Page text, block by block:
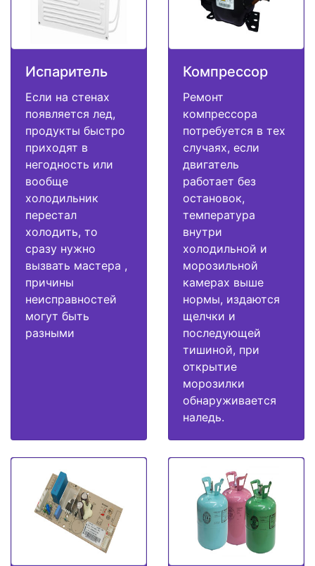
Испаритель
Если на стенах
появляется лед,
продукты быстро
приходят в
негодность или
вообще
холодильник
перестал
холодить, то
сразу нужно
вызвать мастера ,
причины
неисправностей
могут быть
разными
Компрессор
Ремонт
компрессора
потребуется в тех
случаях, если
двигатель
работает без
остановок,
температура
внутри
холодильной и
морозильной
камерах выше
нормы, издаются
щелчки и
последующей
тишиной, при
открытие
морозилки
обнаруживается
наледь.